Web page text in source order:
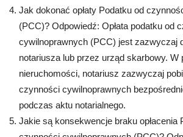
Jak dokonać opłaty Podatku od
(PCC)? Odpowiedź: Opłata podatku od
cywilnoprawnych (PCC) jest zazwyczaj
notariusza lub przez urząd skarbowy. W
nieruchomości, notariusz zazwyczaj
czynności cywilnoprawnych
podczas aktu notarialnego.
Jakie są konsekwencje braku opłacenia